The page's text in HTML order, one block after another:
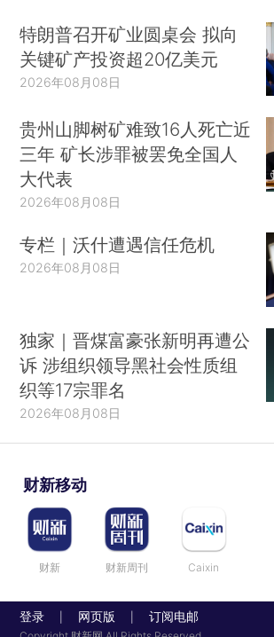
特朗普召开矿业圆桌会 拟向
关键矿产投资超20亿美元
2026年08月08日
贵州山脚树矿难致16人死亡近
三年 矿长涉罪被罢免全国人
大代表
2026年08月08日
专栏｜沃什遭遇信任危机
2026年08月08日
独家｜晋煤富豪张新明再遭公
诉 涉组织领导黑社会性质组
织等17宗罪名
2026年08月08日
财新移动
财新 财新周刊 Caixin
登录 网页版 订阅电邮